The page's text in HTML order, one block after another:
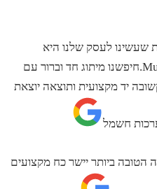
לעסק שלנו היא
ההחלטה לעבוד עם Music On Hold.חיפשנו מיתוג חד וברור עם
יד מקצועית ותוצאה יוצאת
חשמל
הטובה ביותר יישר כח מקצועים